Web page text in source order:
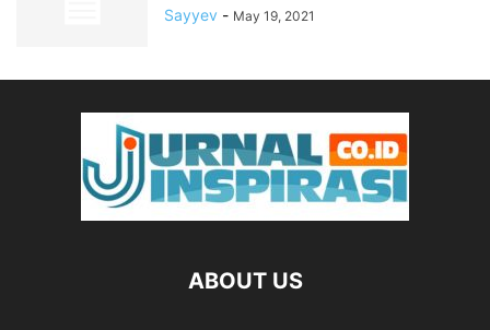
Sayyev - May 19, 2021
ABOUT US